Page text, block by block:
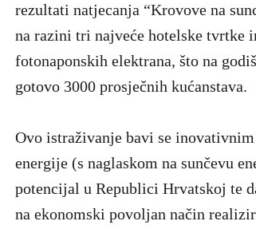
rezultati natjecanja “Krovove na
na razini tri najveće hotelske tvrtke
fotonaponskih elektrana, što na
gotovo 3000 prosječnih kućanstava.
Ovo istraživanje bavi se
energije (s naglaskom na sunčevu
potencijal u Republici Hrvatskoj te
na ekonomski povoljan način